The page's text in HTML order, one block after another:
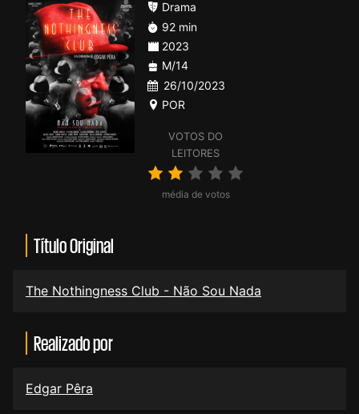
VOTOS DO
LEITORES
média de votos
Drama
92 min
2023
M/14
26/10/2023
POR
Título Original
The Nothingness Club - Não Sou Nada
Realizado por
Edgar Pêra